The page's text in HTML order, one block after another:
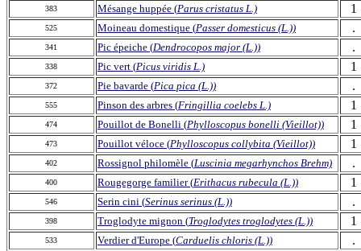
383 Mésange huppée (Parus cristatus L.) 1
525 Moineau domestique (Passer domesticus (L.)) .
341 Pic épeiche (Dendrocopos major (L.)) .
338 Pic vert (Picus viridis L.) 1
372 Pie bavarde (Pica pica (L.)) .
555 Pinson des arbres (Fringillia coelebs L.) 1
474 Pouillot de Bonelli (Phylloscopus bonelli (Vieillot)) 1
473 Pouillot véloce (Phylloscopus collybita (Vieillot)) 1
402 Rossignol philomèle (Luscinia megarhynchos Brehm) .
400 Rougegorge familier (Erithacus rubecula (L.)) 1
546 Serin cini (Serinus serinus (L.)) .
398 Troglodyte mignon (Troglodytes troglodytes (L.)) 1
533 Verdier d'Europe (Carduelis chloris (L.)) .